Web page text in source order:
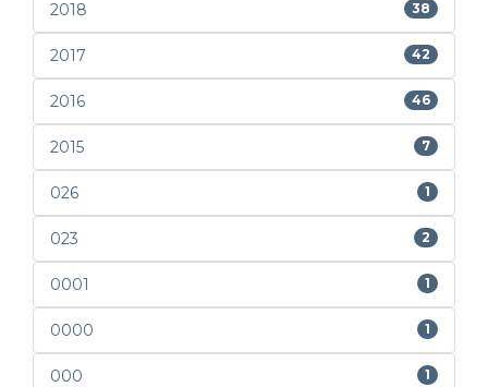
2018 38
2017 42
2016 46
2015 7
026 1
023 2
0001 1
0000 1
000 1